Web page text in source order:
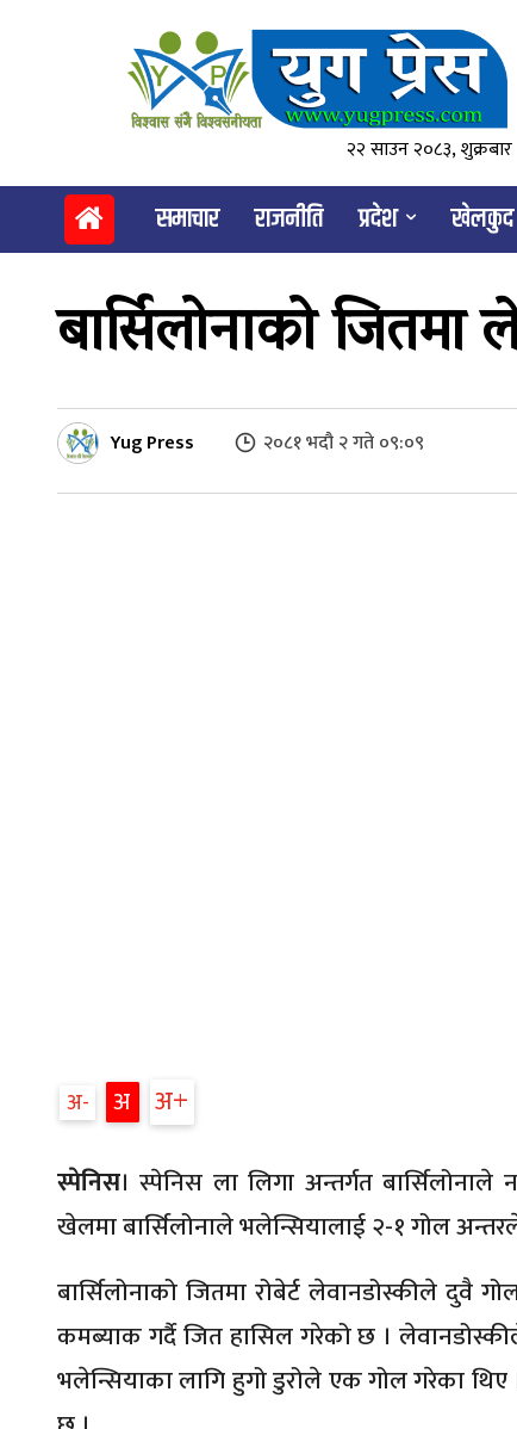
२२ साउन २०८३, शुक्रबार
समाचार राजनीति प्रदेश खेलकुद
बार्सिलोनाको
Yug Press २०८१ भदौ २ गते ०९:०९
अ अ अ
स्पेनिस। स्पेनिस ला लिगा अन्तर्गत
खेलमा बार्सिलोनाले भलेन्सियालाई २-१ गोल
बार्सिलोनाको जितमा रोबेर्ट लेवानडोस्कीले दुवै
कमब्याक गर्दै जित हासिल गरेको छ ।
भलेन्सियाका लागि हुगो डुरोले एक गोल गरेका